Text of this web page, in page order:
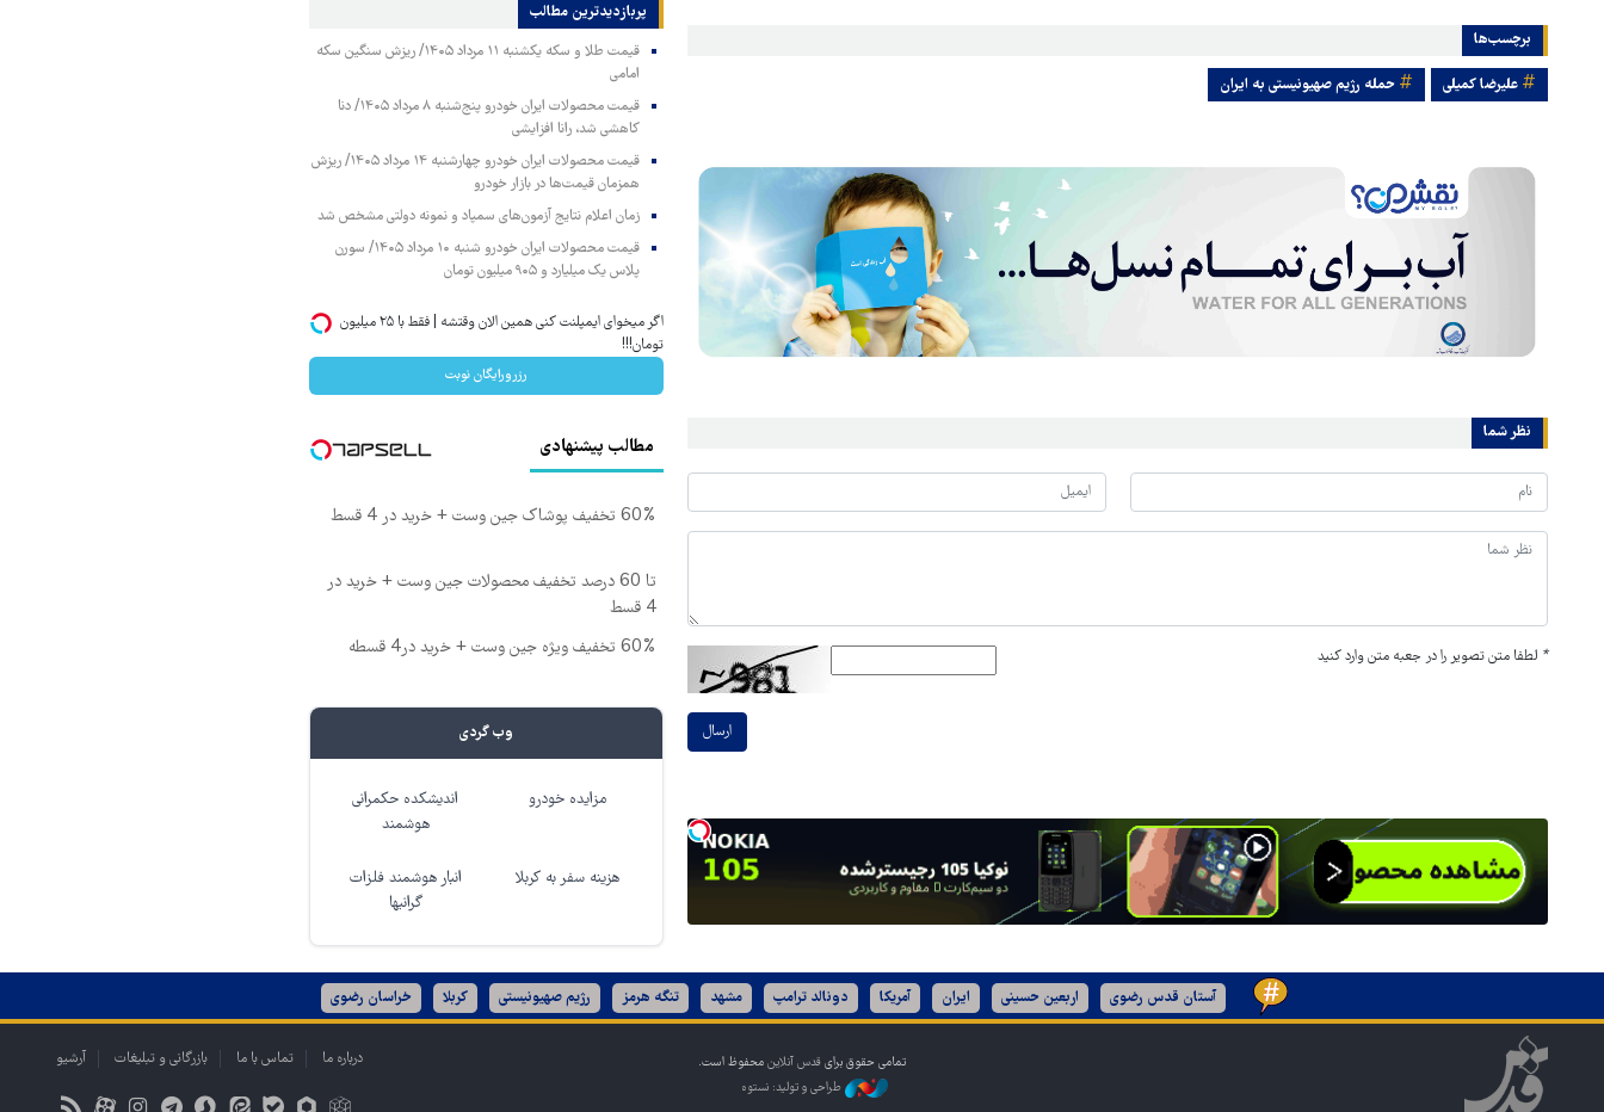
برچسب‌ها
علیرضا کمیلی حمله رژیم صهیونیستی به ایران
نظر شما
* لطفا متن تصویر را در جعبه متن وارد کنید
ارسال
پربازدیدترین‌ مطالب
قیمت طلا و سکه یکشنبه ۱۱ مرداد ۱۴۰۵/ ریزش سنگین سکه
امامی
قیمت محصولات ایران خودرو پنج‌شنبه ۸ مرداد ۱۴۰۵/ دنا
کاهشی شد، رانا افزایشی
قیمت محصولات ایران خودرو چهارشنبه ۱۴ مرداد ۱۴۰۵/ ریزش
همزمان قیمت‌ها در بازار خودرو
زمان اعلام نتایج آزمون‌های سمپاد و نمونه دولتی مشخص شد
قیمت محصولات ایران خودرو شنبه ۱۰ مرداد ۱۴۰۵/ سورن
پلاس یک میلیارد و ۹۰۵ میلیون تومان
اگر میخوای ایمپلنت کنی همین الان وقتشه | فقط با ۲۵ میلیون
تومان!!!
رزرورایگان نوبت
مطالب پیشنهادی
60% تخفیف پوشاک جین وست + خرید در 4 قسط
تا 60 درصد تخفیف محصولات جین وست + خرید در
4 قسط
60% تخفیف ویژه جین وست + خرید در4 قسطه
وب گردی
مزایده خودرو
اندیشکده حکمرانی
هوشمند
هزینه سفر به کربلا
انبار هوشمند فلزات
گرانبها
آستان قدس رضوی اربعین حسینی ایران آمریکا دونالد ترامپ مشهد تنگه هرمز رژیم صهیونیستی کربلا خراسان رضوی
تمامی حقوق برای قدس آنلاین محفوظ است.
طراحی و تولید: نستوه
درباره ما تماس با ما بازرگانی و تبلیغات آرشیو